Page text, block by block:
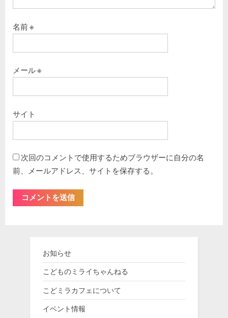
名前※
メール※
サイト
次回のコメントで使用するためブラウザーに自分の名
前、メールアドレス、サイトを保存する。
お知らせ
こどものミライちゃんねる
こどミラカフェについて
イベント情報